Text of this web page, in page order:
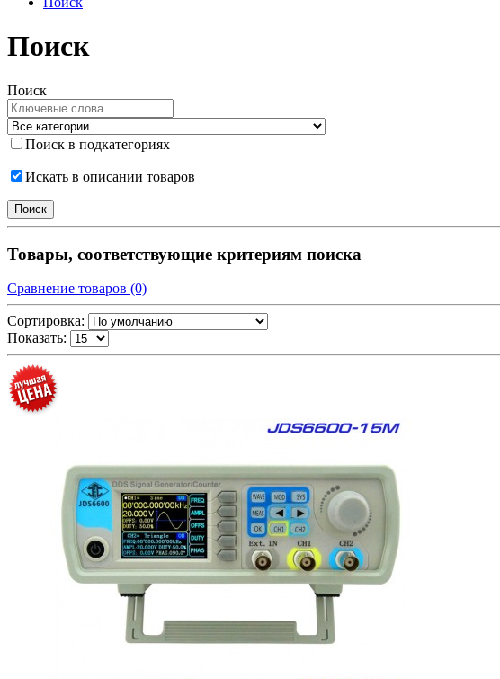
Поиск
Поиск
Поиск в подкатегориях
Искать в описании товаров
Товары, соответствующие критериям поиска
Сравнение товаров (0)
Сортировка:
Показать: